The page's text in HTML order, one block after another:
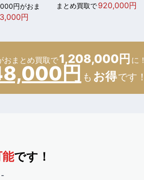
円がおま
円
まとめ買取で920,000円
おまとめ買取で1,208,000円 に！
円 も お得です！
です！
-